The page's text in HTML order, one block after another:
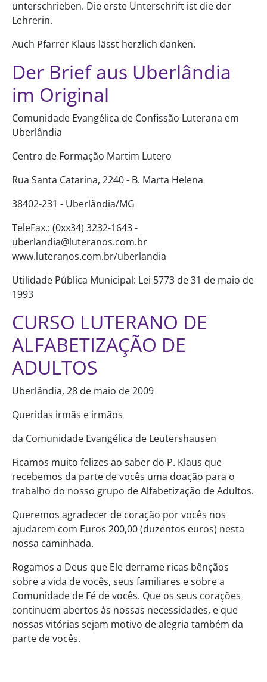
unterschrieben. Die erste Unterschrift ist die der
Lehrerin.
Auch Pfarrer Klaus lässt herzlich danken.
Der Brief aus Uberlândia
im Original
Comunidade Evangélica de Confissão Luterana em
Uberlândia
Centro de Formação Martim Lutero
Rua Santa Catarina, 2240 - B. Marta Helena
38402-231 - Uberlândia/MG
TeleFax.: (0xx34) 3232-1643 -
uberlandia@luteranos.com.br
www.luteranos.com.br/uberlandia
Utilidade Pública Municipal: Lei 5773 de 31 de maio de
1993
CURSO LUTERANO DE
ALFABETIZAÇÃO DE
ADULTOS
Uberlândia, 28 de maio de 2009
Queridas irmãs e irmãos
da Comunidade Evangélica de Leutershausen
Ficamos muito felizes ao saber do P. Klaus que
recebemos da parte de vocês uma doação para o
trabalho do nosso grupo de Alfabetização de Adultos.
Queremos agradecer de coração por vocês nos
ajudarem com Euros 200,00 (duzentos euros) nesta
nossa caminhada.
Rogamos a Deus que Ele derrame ricas bênçãos
sobre a vida de vocês, seus familiares e sobre a
Comunidade de Fé de vocês. Que os seus corações
continuem abertos às nossas necessidades, e que
nossas vitórias sejam motivo de alegria também da
parte de vocês.